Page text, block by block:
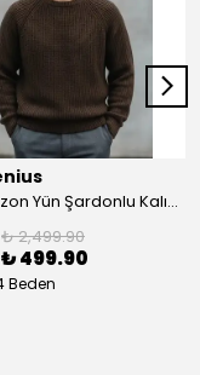
Yeni Sezon Yün Şardonlu Kalın Kazak
₺ 2,499.90
₺ 499.90
Beden